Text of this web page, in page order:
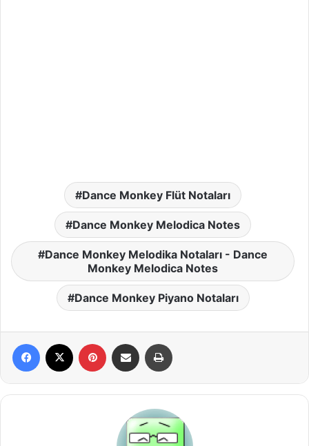
Dance Monkey Flüt Notaları
Dance Monkey Melodica Notes
Dance Monkey Melodika Notaları - Dance
Monkey Melodica Notes
Dance Monkey Piyano Notaları
Facebook Pinterest E-Posta ile paylaş